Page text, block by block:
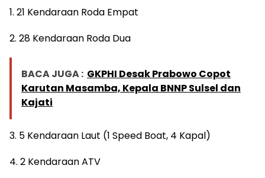
1. 21 Kendaraan Roda Empat
2. 28 Kendaraan Roda Dua
BACA JUGA : GKPHI Desak Prabowo Copot
Karutan Masamba, Kepala BNNP Sulsel dan
Kajati
3. 5 Kendaraan Laut (1 Speed Boat, 4 Kapal)
4. 2 Kendaraan ATV